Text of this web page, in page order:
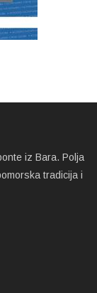
iz Bara. Polja
tradicija i